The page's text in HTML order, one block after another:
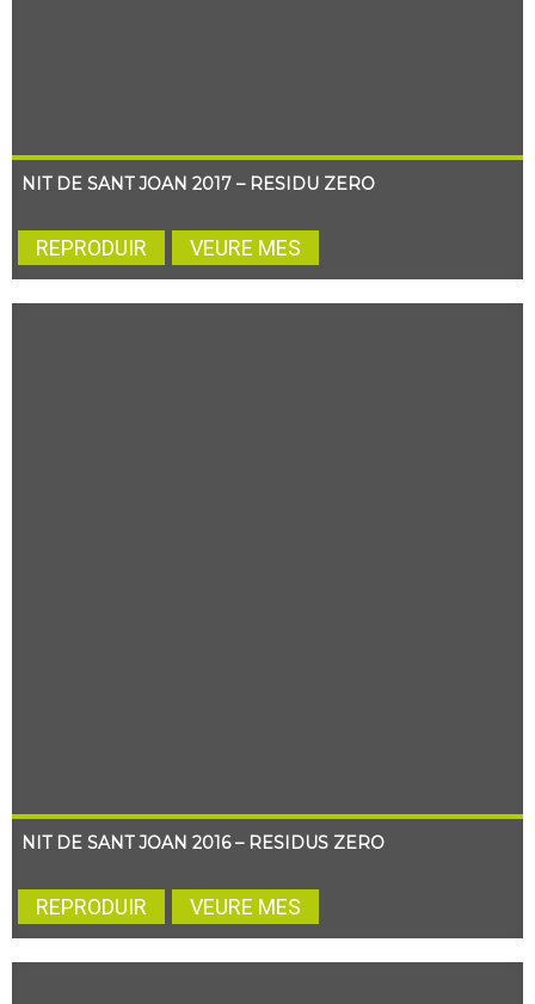
NIT DE SANT JOAN 2017 – RESIDU ZERO
REPRODUIR VEURE MES
NIT DE SANT JOAN 2016 – RESIDUS ZERO
REPRODUIR VEURE MES